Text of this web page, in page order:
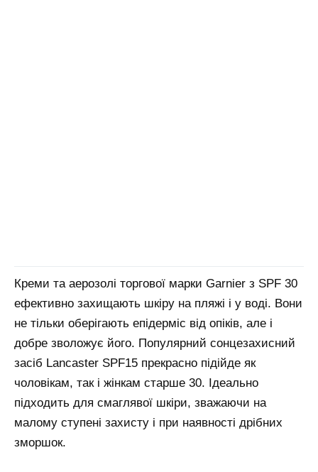
Креми та аерозолі торгової марки Garnier з SPF 30
ефективно захищають шкіру на пляжі і у воді. Вони
не тільки оберігають епідерміс від опіків, але і
добре зволожує його. Популярний сонцезахисний
засіб Lancaster SPF15 прекрасно підійде як
чоловікам, так і жінкам старше 30. Ідеально
підходить для смаглявої шкіри, зважаючи на
малому ступені захисту і при наявності дрібних
зморшок.